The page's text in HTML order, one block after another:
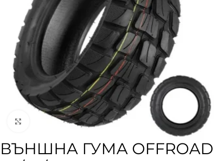
Увеличи
ВЪНШНА ГУМА OFFROAD